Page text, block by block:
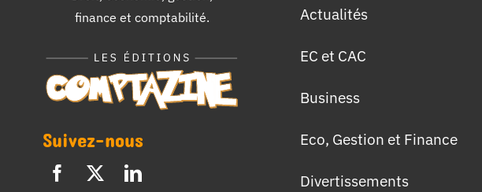
finance et comptabilité.
Suivez-nous
Actualités
EC et CAC
Business
Eco, Gestion et Finance
Divertissements